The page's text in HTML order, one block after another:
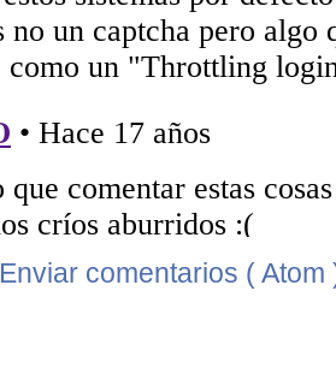
Enviar comentarios ( Atom